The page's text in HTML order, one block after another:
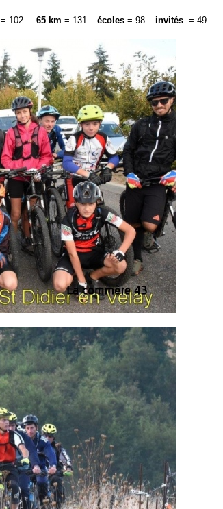
= 102 – 65 km = 131 – écoles = 98 –invités = 49